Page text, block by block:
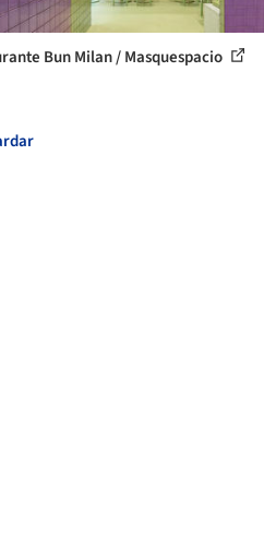
Bun Milan / Masquespacio